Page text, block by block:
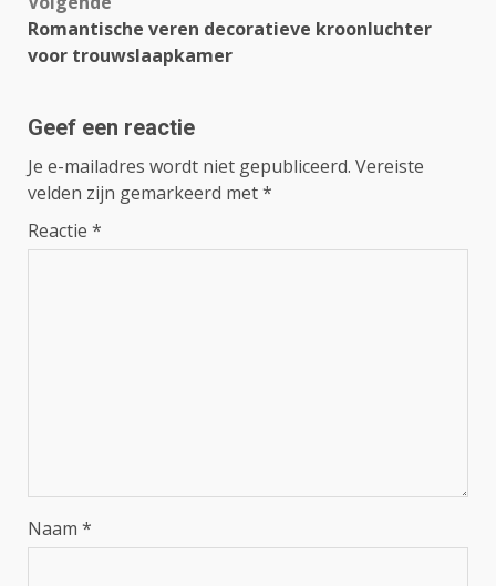
Romantische veren decoratieve kroonluchter
voor trouwslaapkamer
Geef een reactie
Je e-mailadres wordt niet gepubliceerd. Vereiste
velden zijn gemarkeerd met*
Reactie *
Naam *